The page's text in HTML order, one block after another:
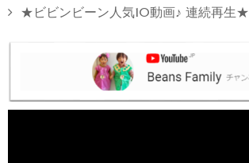
★ビビンビーン人気10動画♪ 連続再生★